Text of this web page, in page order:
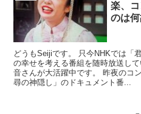
楽、
のは何
どうもSeijiです。 只今NHKでは「
の幸せを考える番組を随時放送し
音さんが大活躍中です。 昨夜のコ
尋の神隠し」のドキュメント番...